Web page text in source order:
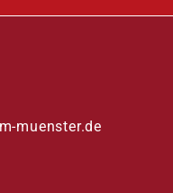
muenster.de